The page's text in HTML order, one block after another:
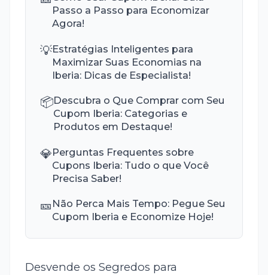
Passo a Passo para Economizar
Agora!
💡Estratégias Inteligentes para
Maximizar Suas Economias na
Iberia: Dicas de Especialista!
📦Descubra o Que Comprar com Seu
Cupom Iberia: Categorias e
Produtos em Destaque!
💎Perguntas Frequentes sobre
Cupons Iberia: Tudo o que Você
Precisa Saber!
🎫 Não Perca Mais Tempo: Pegue Seu
Cupom Iberia e Economize Hoje!
Desvende os Segredos para